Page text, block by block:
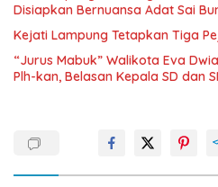
Disiapkan Bernuansa Adat Sai
Kejati Lampung Tetapkan Tiga
“Jurus Mabuk” Walikota Eva
Plh-kan, Belasan Kepala SD dan